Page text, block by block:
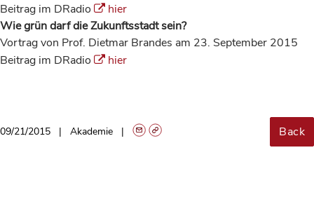
Beitrag im DRadio
hier
Wie grün darf die Zukunftsstadt sein?
Vortrag von Prof. Dietmar Brandes am 23. September 2015
Beitrag im DRadio
hier
09/21/2015 Akademie Back